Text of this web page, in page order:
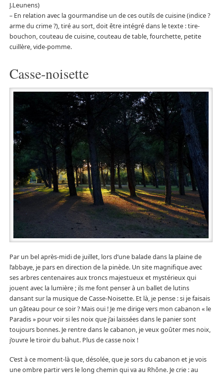
J.Leunens)
– En relation avec la gourmandise un de ces outils de cuisine (indice ?
arme du crime ?), tiré au sort, doit être intégré dans le texte : tire-
bouchon, couteau de cuisine, couteau de table, fourchette, petite
cuillère, vide-pomme.
Casse-noisette
Par un bel après-midi de juillet, lors d’une balade dans la plaine de
l’abbaye, je pars en direction de la pinède. Un site magnifique avec
ses arbres centenaires aux troncs majestueux et mystérieux qui
jouent avec la lumière ; ils me font penser à un ballet de lutins
dansant sur la musique de Casse-Noisette. Et là, je pense : si je faisais
un gâteau pour ce soir ? Mais oui ! Je me dirige vers mon cabanon « le
Paradis » pour voir si les noix que j’ai laissées dans le panier sont
toujours bonnes. Je rentre dans le cabanon, je veux goûter mes noix,
j’ouvre le tiroir du bahut. Plus de casse noix !
C’est à ce moment-là que, désolée, que je sors du cabanon et je vois
une ombre partir vers le long chemin qui va au Rhône. Je crie : au